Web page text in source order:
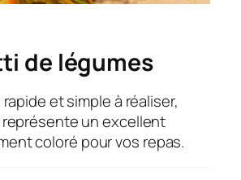
de légumes
rapide et simple à réaliser,
un excellent
coloré pour vos repas.